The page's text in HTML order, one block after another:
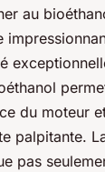
au
du moteur
palpitante.
pas